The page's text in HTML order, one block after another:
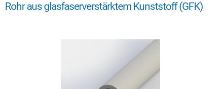
Rohr aus glasfaserverstärktem Kunststoff (GFK)